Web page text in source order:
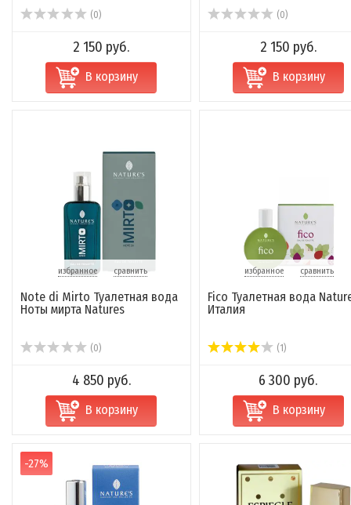
(0)
2 150 руб.
В корзину
(0)
2 150 руб.
В корзину
избранное сравнить
Note di Mirto Туалетная вода
Ноты мирта Natures
(0)
4 850 руб.
В корзину
избранное сравнить
Fico Туалетная вода
Италия
(1)
6 300 руб.
В корзину
-27%